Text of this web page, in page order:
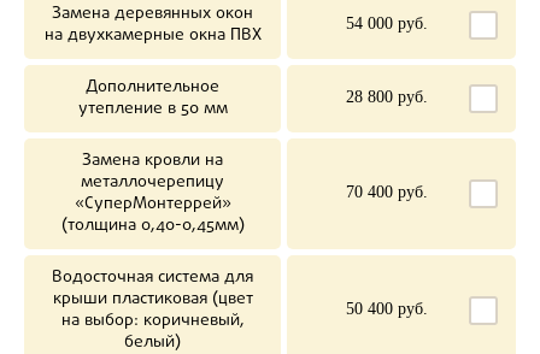
Замена деревянных окон
на двухкамерные окна ПВХ
54 000 руб.
Дополнительное
утепление в 50 мм
28 800 руб.
Замена кровли на
металлочерепицу
«СуперМонтеррей»
(толщина 0,40-0,45мм)
70 400 руб.
Водосточная система для
крыши пластиковая (цвет
на выбор: коричневый,
белый)
50 400 руб.